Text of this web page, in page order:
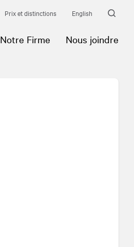
Prix et distinctions English
Notre Firme Nous joindre